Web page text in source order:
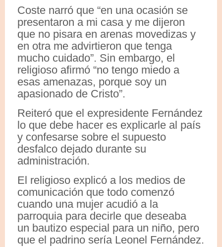
Coste narró que “en una ocasión se
presentaron a mi casa y me dijeron
que no pisara en arenas movedizas y
en otra me advirtieron que tenga
mucho cuidado”. Sin embargo, el
religioso afirmó “no tengo miedo a
esas amenazas, porque soy un
apasionado de Cristo”.
Reiteró que el expresidente Fernández
lo que debe hacer es explicarle al país
y confesarse sobre el supuesto
desfalco dejado durante su
administración.
El religioso explicó a los medios de
comunicación que todo comenzó
cuando una mujer acudió a la
parroquia para decirle que deseaba
un bautizo especial para un niño, pero
que el padrino sería Leonel Fernández.